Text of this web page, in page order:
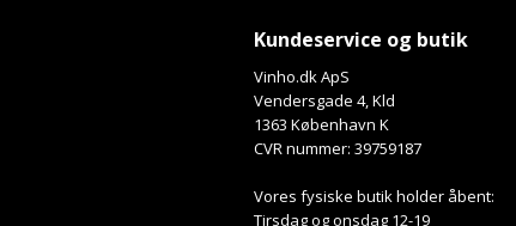
Kundeservice og butik
Vinho.dk ApS
Vendersgade 4, Kld
1363 København K
CVR nummer: 39759187
Vores fysiske butik holder åbent:
Tirsdag og onsdag 12-19